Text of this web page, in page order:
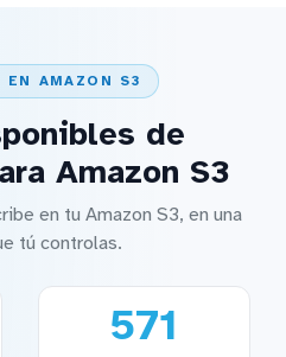
EN AMAZON S3
de
Amazon S3
en tu Amazon S3, en una
tú controlas.
571